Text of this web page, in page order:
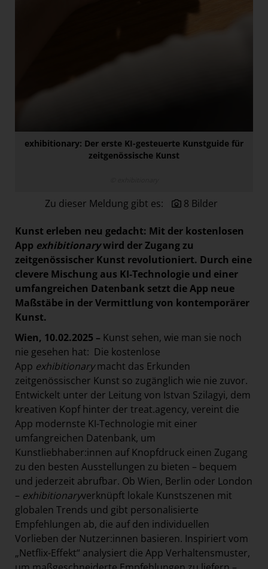
The Companion
Vöslauer
exhibitionary: Der erste KI-gesteuerte Kunstguide für
zeitgenössische Kunst
Zu dieser Meldung gibt es: 8 Bilder
Kunst erleben neu gedacht: Mit der kostenlosen
App exhibitionarywird der Zugang zu
zeitgenössischer Kunst revolutioniert. Durch eine
clevere Mischung aus KI-Technologie und einer
umfangreichen Datenbank setzt die App neue
Maßstäbe in der Vermittlung von kontemporärer
Kunst.
Wien, 10.02.2025 – Kunst sehen, wie man sie noch
nie gesehen hat: Die kostenlose
App exhibitionarymacht das Erkunden
zeitgenössischer Kunst so zugänglich wie nie zuvor.
Entwickelt unter der Leitung von Istvan Szilagyi, dem
kreativen Kopf hinter der treat.agency, vereint die
App modernste KI-Technologie mit einer
umfangreichen Datenbank, um
Kunstliebhaber:innen auf Knopfdruck einen Zugang
zu den besten Ausstellungen zu bieten – bequem
und jederzeit abrufbar. Ob Wien, Berlin oder London
– exhibitionaryverknüpft lokale Kunstszenen mit
globalen Trends und gibt personalisierte
Empfehlungen ab, die auf den individuellen
Vorlieben der Nutzer:innen basieren. Inspiriert vom
„Netflix-Effekt“ analysiert die App Verhaltensmuster,